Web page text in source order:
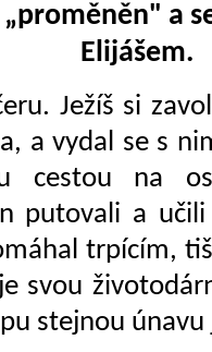
a
Elijášem.
Ježíš si
a vydal se s
cestou na
putovali a
trpí­cím,
svou
stejnou únavu